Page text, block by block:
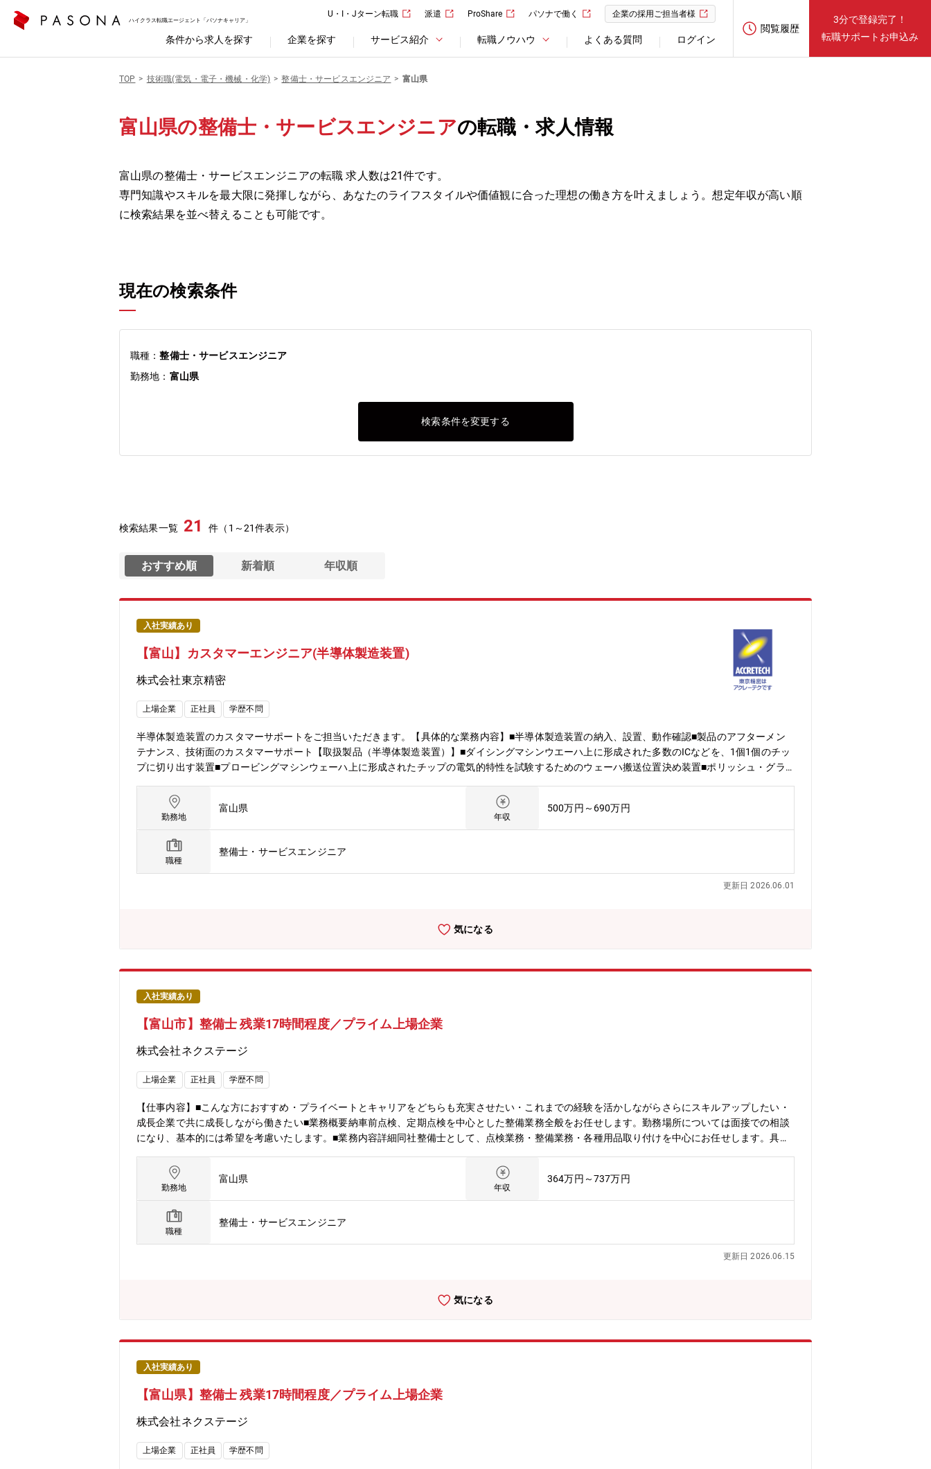
ハイクラス転職エージェント「パソナキャリア」
U・I・Jターン転職 派遣 ProShare パソナで働く 企業の採用ご担当者様
条件から求人を探す 企業を探す サービス紹介 転職ノウハウ よくある質問 ログイン
閲覧履歴
3分で登録完了！
転職サポートお申込み
TOP 技術職(電気・電子・機械・化学) 整備士・サービスエンジニア 富山県
富山県の整備士・サービスエンジニアの転職・求人情報
富山県の整備士・サービスエンジニアの転職 求人数は21件です。
専門知識やスキルを最大限に発揮しながら、あなたのライフスタイルや価値観に合った理想の働き方を叶えましょう。想定年収が高い順
に検索結果を並べ替えることも可能です。
現在の検索条件
職種：整備士・サービスエンジニア
勤務地： 富山県
検索条件を変更する
検索結果一覧 21 件（1～21件表示）
おすすめ順 新着順 年収順
入社実績あり
【富山】カスタマーエンジニア(半導体製造装置)
株式会社東京精密
上場企業 正社員 学歴不問
半導体製造装置のカスタマーサポートをご担当いただきます。【具体的な業務内容】■半導体製造装置の納入、設置、動作確認■製品のアフターメン
テナンス、技術面のカスタマーサポート【取扱製品（半導体製造装置）】■ダイシングマシンウエーハ上に形成された多数のICなどを、1個1個のチッ
プに切り出す装置■プロービングマシンウェーハ上に形成されたチップの電気的特性を試験するためのウェーハ搬送位置決め装置■ポリッシュ・グラ
ech.com/jp/product/semicon/semi/index.html【働き方】■原則出社■フルフレックス※中学入学までの子を養育、介護等の条件あり※管理職は本制度
の適用対象外【同社事業内容について】■半導体製造装置事業半導体社は、従来のウェーハ製造分野及び、テスト分野、後工程分野で、世界のトップ
シェアを確立してまいりました。これらに加えCMP 装置や薄片化分野にも進出し、半導体製造工程における、お客様の最適生産システム構築をサポ
ートしております。■精密測定機器事業計測社は、世界の自動車産業・工作機械・航空機等、あらゆる産業界において、東京精密が提供する「高精度
精密測定機器」は、精密測定室あるいは機械加工ラインで用いられており、お客様に高い評価を頂いております。これからも、耐環境性の向上、小型
化、オペレーションの自動化など、たゆまぬ製品開発をおこなってまいります。
勤務地
富山県
年収
500万円～690万円
職種
整備士・サービスエンジニア
更新日 2026.06.01
気になる
入社実績あり
【富山市】整備士 残業17時間程度／プライム上場企業
株式会社ネクステージ
上場企業 正社員 学歴不問
【仕事内容】■こんな方におすすめ・プライベートとキャリアをどちらも充実させたい・これまでの経験を活かしながらさらにスキルアップしたい・
成長企業で共に成長しながら働きたい■業務概要納車前点検、定期点検を中心とした整備業務全般をお任せします。勤務場所については面接での相談
になり、基本的には希望を考慮いたします。■業務内容詳細同社整備士として、点検業務・整備業務・各種用品取り付けを中心にお任せします。具体
徴・魅力【残業少な目でプライベートも充実】月残業17時間以内。完全予約制であるため業務負担がかかりづらいです。【多種多様な車種でスキル
アップ】様々な車種に触って頂く機会があることと、整備業務全般だけでなくお客様へのご説明もして頂くことで、ご自身のスキルも高めることが可
能【キャリアアップのチャンスがある】現在、複数店舗展開を行っている同社。その為、早い段階でキャリアアップができる状態です。若くしてリー
ダーになれるのも夢ではありません。新規店舗が増えているため新店舗のリーダーをすることもできます。最短1～3年で工場長への昇格の可能性あ
り。■同社の魅力【圧倒的な成長スピード】当社は2022年に売上高4,100億円を突破。ここ10年で売上高は約20倍。そして現在も成長を続けていま
す。顧客満足度だけでなく、従業員満足度でもNo.1を目指し「みんなに愛されるクルマ屋さん」を実現します。
勤務地
富山県
年収
364万円～737万円
職種
整備士・サービスエンジニア
更新日 2026.06.15
気になる
入社実績あり
【富山県】整備士 残業17時間程度／プライム上場企業
株式会社ネクステージ
上場企業 正社員 学歴不問